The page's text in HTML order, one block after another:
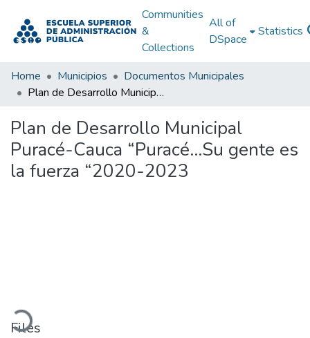
Communities
&
Collections
All of
DSpace
Statistics
Home Municipios
Documentos Municipales
Plan de Desarrollo Municipal Puracé-Cauca “Puracé…Su gente es la fuerza “2020-2023
Plan de Desarrollo Municipal
Puracé-Cauca “Puracé…Su gente es
la fuerza “2020-2023
Files